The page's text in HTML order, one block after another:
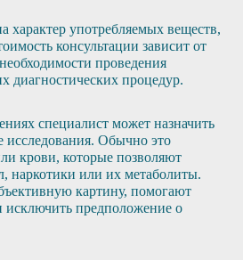
характер употребляемых веществ,
консультации зависит от
проведения
диагностических процедур.
специалист может назначить
исследования. Обычно это
крови, которые позволяют
наркотики или их метаболиты.
картину, помогают
исключить предположение о